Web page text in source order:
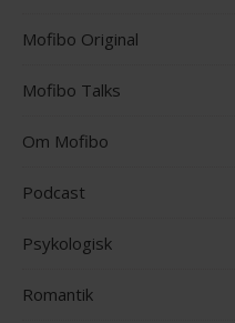
Mofibo Original
Mofibo Talks
Om Mofibo
Podcast
Psykologisk
Romantik